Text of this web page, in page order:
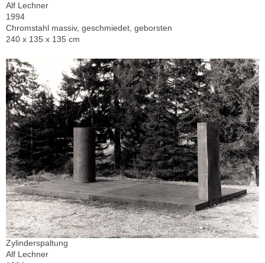
Alf Lechner
1994
Chromstahl massiv, geschmiedet, geborsten
240 x 135 x 135 cm
Zylinderspaltung
Alf Lechner